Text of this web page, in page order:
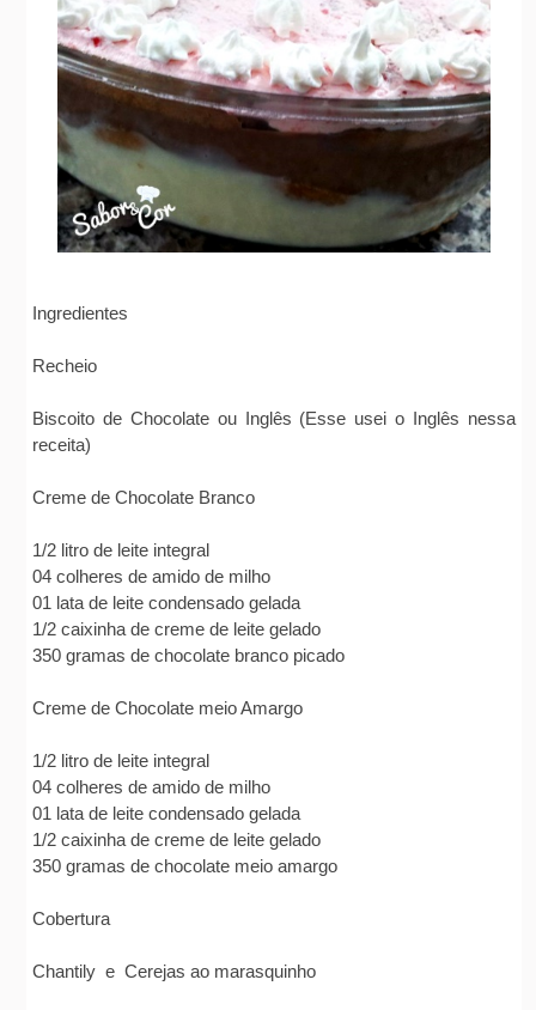
Ingredientes
Recheio
Biscoito de Chocolate ou Inglês (Esse usei o Inglês nessa
receita)
Creme de Chocolate Branco
1/2 litro de leite integral
04 colheres de amido de milho
01 lata de leite condensado gelada
1/2 caixinha de creme de leite gelado
350 gramas de chocolate branco picado
Creme de Chocolate meio Amargo
1/2 litro de leite integral
04 colheres de amido de milho
01 lata de leite condensado gelada
1/2 caixinha de creme de leite gelado
350 gramas de chocolate meio amargo
Cobertura
Chantily e Cerejas ao marasquinho